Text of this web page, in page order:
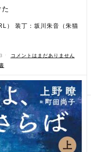
） 装丁：坂川朱音（朱猫
ˑ
コメントはまだありません